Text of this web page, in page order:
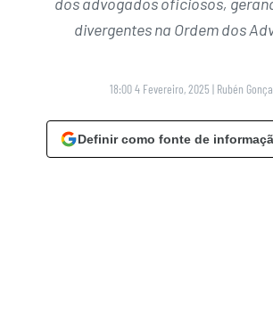
divergentes na Ordem dos
18:00 4 Fevereiro, 2025 | Rubén
Definir como fonte de